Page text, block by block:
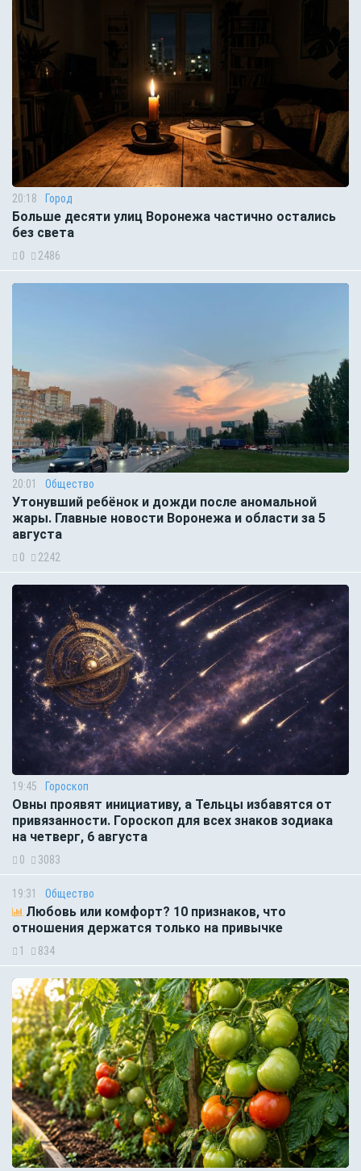
20:18 Город
Больше десяти улиц Воронежа частично остались
без света
0 2486
20:01 Общество
Утонувший ребёнок и дожди после аномальной
жары. Главные новости Воронежа и области за 5
августа
0 2242
19:45 Гороскоп
Овны проявят инициативу, а Тельцы избавятся от
привязанности. Гороскоп для всех знаков зодиака
на четверг, 6 августа
0 3083
19:31 Общество
Любовь или комфорт? 10 признаков, что
отношения держатся только на привычке
1 834